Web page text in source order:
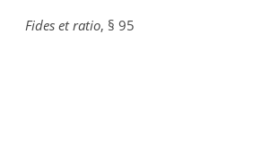
Fides et ratio, § 95